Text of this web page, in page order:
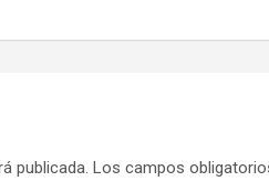
publicada. Los campos